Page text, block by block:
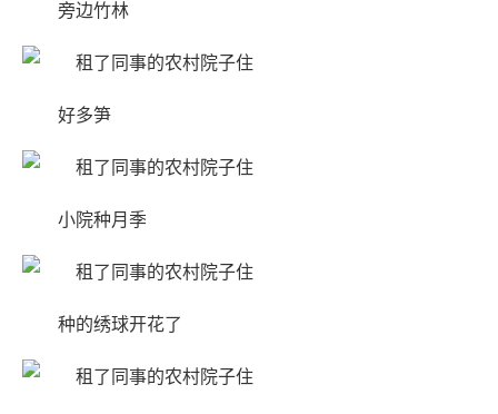
旁边竹林
好多笋
小院种月季
种的绣球开花了